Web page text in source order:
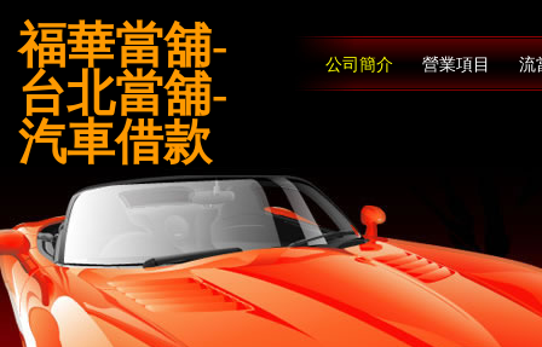
福華當舖-
台北當舖-
汽車借款
公司簡介 營業項目 流